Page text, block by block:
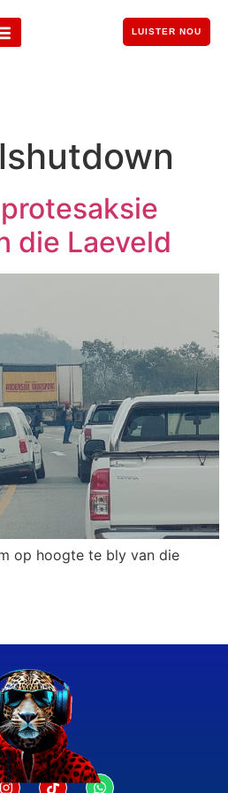
LUISTER NOU
die Laeveld
op hoogte te bly van die